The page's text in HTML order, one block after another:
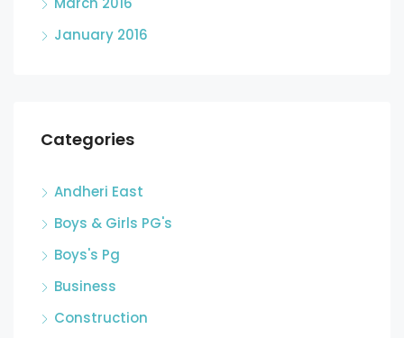
January 2016
Categories
Andheri East
Boys & Girls PG's
Boys's Pg
Business
Construction